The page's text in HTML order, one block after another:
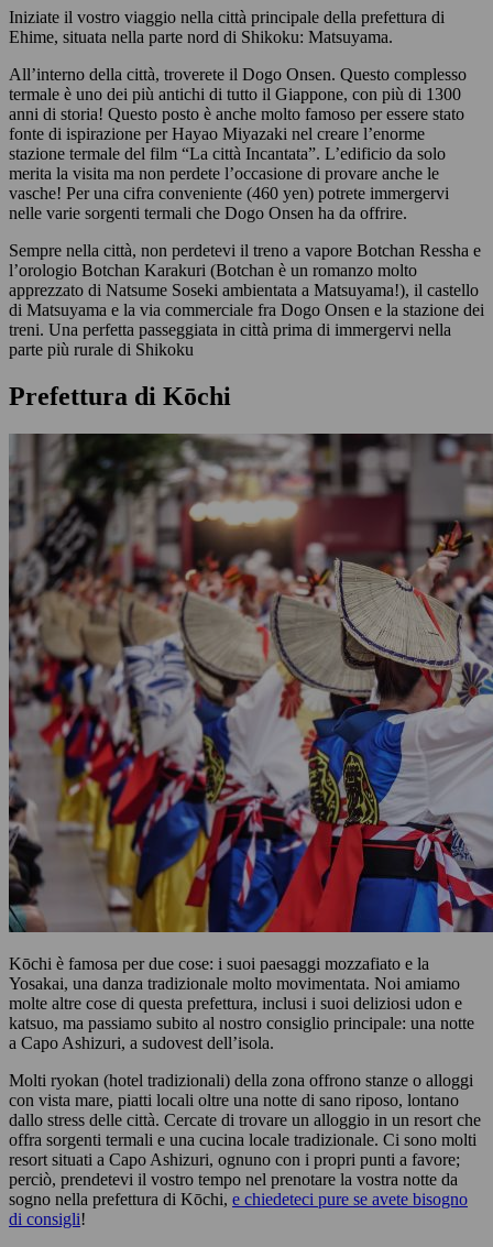
Iniziate il vostro viaggio nella città principale della prefettura di
Ehime, situata nella parte nord di Shikoku: Matsuyama.
All’interno della città, troverete il Dogo Onsen. Questo complesso
termale è uno dei più antichi di tutto il Giappone, con più di 1300
anni di storia! Questo posto è anche molto famoso per essere stato
fonte di ispirazione per Hayao Miyazaki nel creare l’enorme
stazione termale del film “La città Incantata”. L’edificio da solo
merita la visita ma non perdete l’occasione di provare anche le
vasche! Per una cifra conveniente (460 yen) potrete immergervi
nelle varie sorgenti termali che Dogo Onsen ha da offrire.
Sempre nella città, non perdetevi il treno a vapore Botchan Ressha e
l’orologio Botchan Karakuri (Botchan è un romanzo molto
apprezzato di Natsume Soseki ambientata a Matsuyama!), il castello
di Matsuyama e la via commerciale fra Dogo Onsen e la stazione dei
treni. Una perfetta passeggiata in città prima di immergervi nella
parte più rurale di Shikoku
Prefettura di Kōchi
Kōchi è famosa per due cose: i suoi paesaggi mozzafiato e la
Yosakai, una danza tradizionale molto movimentata. Noi amiamo
molte altre cose di questa prefettura, inclusi i suoi deliziosi udon e
katsuo, ma passiamo subito al nostro consiglio principale: una notte
a Capo Ashizuri, a sudovest dell’isola.
Molti ryokan (hotel tradizionali) della zona offrono stanze o alloggi
con vista mare, piatti locali oltre una notte di sano riposo, lontano
dallo stress delle città. Cercate di trovare un alloggio in un resort che
offra sorgenti termali e una cucina locale tradizionale. Ci sono molti
resort situati a Capo Ashizuri, ognuno con i propri punti a favore;
perciò, prendetevi il vostro tempo nel prenotare la vostra notte da
sogno nella prefettura di Kōchi, e chiedeteci pure se avete bisogno
di consigli!